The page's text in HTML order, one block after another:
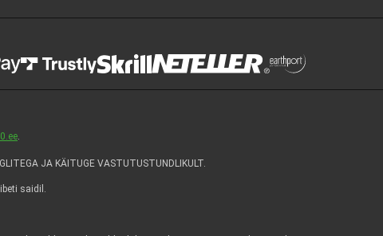
.
JA KÄITUGE VASTUTUSTUNDLIKULT.
saidil.